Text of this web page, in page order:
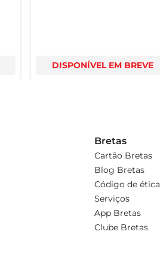
DISPONÍVEL EM BREVE
Bretas
Cartão Bretas
Blog Bretas
Código de ética
Serviços
App Bretas
Clube Bretas